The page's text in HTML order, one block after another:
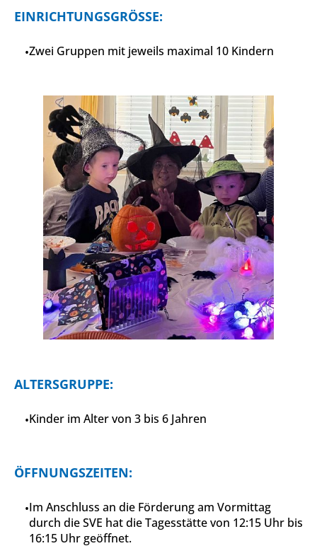
EINRICHTUNGSGRÖSSE:
Zwei Gruppen mit jeweils maximal 10 Kindern
ALTERSGRUPPE:
Kinder im Alter von 3 bis 6 Jahren
ÖFFNUNGSZEITEN:
Im Anschluss an die Förderung am Vormittag
durch die SVE hat die Tagesstätte von 12:15 Uhr bis
16:15 Uhr geöffnet.